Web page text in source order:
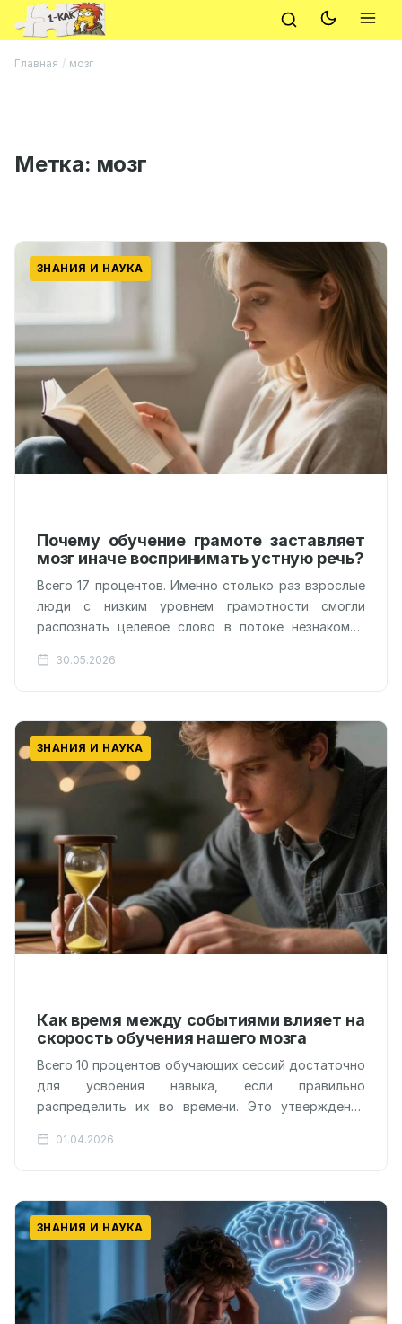
Главная / мозг
Метка: мозг
ЗНАНИЯ И НАУКА
Почему обучение грамоте заставляет
мозг иначе воспринимать устную речь?
Всего 17 процентов. Именно столько раз взрослые
люди с низким уровнем грамотности смогли
распознать целевое слово в потоке незнакомой
30.05.2026
ЗНАНИЯ И НАУКА
Как время между событиями влияет на
скорость обучения нашего мозга
Всего 10 процентов обучающих сессий достаточно
для усвоения навыка, если правильно
распределить их во времени. Это утверждение
сформированную еще Иваном Павловым…
01.04.2026
ЗНАНИЯ И НАУКА